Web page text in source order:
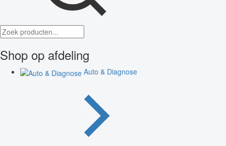
Shop op afdeling
Auto & Diagnose